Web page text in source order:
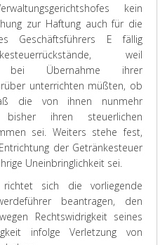
kein
zur Haftung auch für die
Geschäftsführers E fällig
weil
bei Übernahme ihrer
unterrichten müßten, ob
die von ihnen nunmehr
bisher ihren steuerlichen
sei. Weiters stehe fest,
der Getränkesteuer
Uneinbringlichkeit sei.
sich die vorliegende
beantragen, den
Rechtswidrigkeit seines
infolge Verletzung von